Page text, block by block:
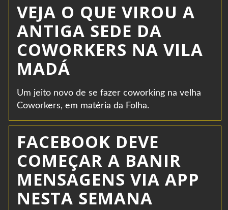
VEJA O QUE VIROU A
ANTIGA SEDE DA
COWORKERS NA VILA
MADÁ
Um jeito novo de se fazer coworking na velha
Coworkers, em matéria da Folha.
FACEBOOK DEVE
COMEÇAR A BANIR
MENSAGENS VIA APP
NESTA SEMANA